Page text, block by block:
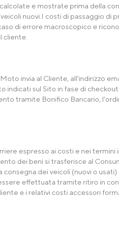
e mostrate prima della
nuovi.I costi di passaggio di
di errore macroscopico e
cliente.
invia al Cliente, all'indirizzo
sul Sito in fase di
tramite Bonifico Bancario,
espresso ai costi e nei termini
dei beni si trasferisce al
dei veicoli (nuovi o
effettuata tramite ritiro in
e i relativi costi accessori